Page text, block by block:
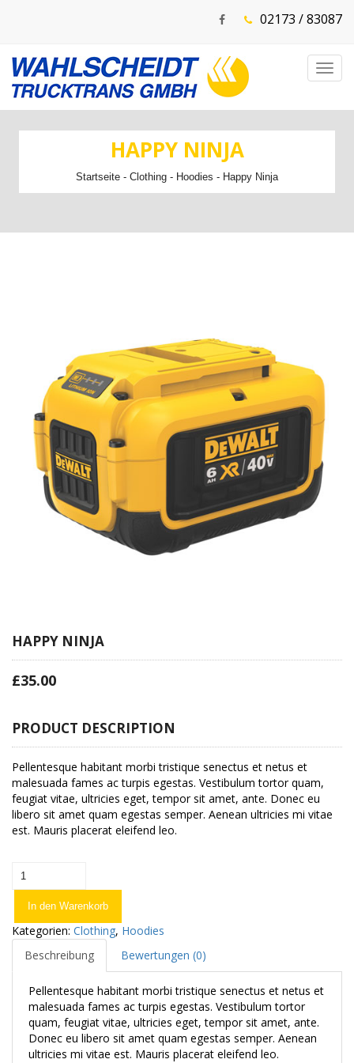
02173 / 83087
HAPPY NINJA
Startseite - Clothing - Hoodies - Happy Ninja
HAPPY NINJA
£35.00
PRODUCT DESCRIPTION
Pellentesque habitant morbi tristique senectus et netus et
malesuada fames ac turpis egestas. Vestibulum tortor quam,
feugiat vitae, ultricies eget, tempor sit amet, ante. Donec eu
libero sit amet quam egestas semper. Aenean ultricies mi vitae
est. Mauris placerat eleifend leo.
Happy
Ninja
Menge
In den Warenkorb
Kategorien: Clothing, Hoodies
Beschreibung
Bewertungen (0)
Pellentesque habitant morbi tristique senectus et netus et
malesuada fames ac turpis egestas. Vestibulum tortor
quam, feugiat vitae, ultricies eget, tempor sit amet, ante.
Donec eu libero sit amet quam egestas semper. Aenean
ultricies mi vitae est. Mauris placerat eleifend leo.